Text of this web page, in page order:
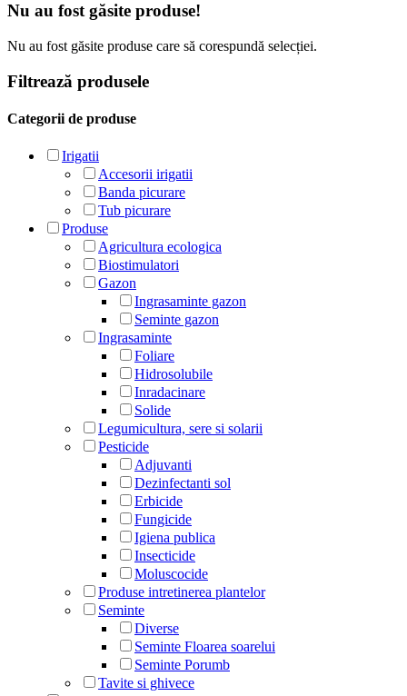
Nu au fost găsite produse!
Nu au fost găsite produse care să corespundă selecției.
Filtrează produsele
Categorii de produse
Irigatii
Accesorii irigatii
Banda picurare
Tub picurare
Produse
Agricultura ecologica
Biostimulatori
Gazon
Ingrasaminte gazon
Seminte gazon
Ingrasaminte
Foliare
Hidrosolubile
Inradacinare
Solide
Legumicultura, sere si solarii
Pesticide
Adjuvanti
Dezinfectanti sol
Erbicide
Fungicide
Igiena publica
Insecticide
Moluscocide
Produse intretinerea plantelor
Seminte
Diverse
Seminte Floarea soarelui
Seminte Porumb
Tavite si ghivece